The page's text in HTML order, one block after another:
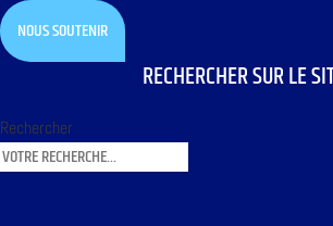
NOUS SOUTENIR
RECHERCHER SUR LE
Rechercher